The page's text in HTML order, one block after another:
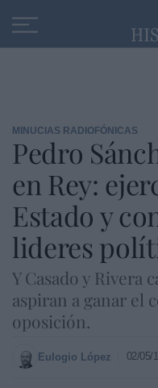
MINUCIAS RADIOFÓNICAS
Pedro
en Rey:
Estado y
lideres
Y Casado y Rivera
aspiran a ganar el
oposición.
Eulogio López 02/05/